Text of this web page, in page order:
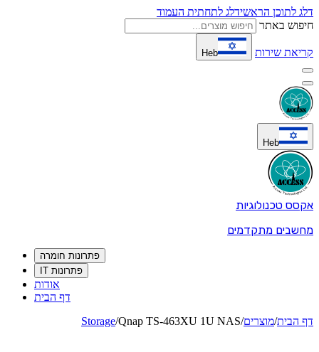
דלג לתוכן הראשידלג לתחתית העמוד
חיפוש באתר
קריאת שירות Heb
Heb
אקסס טכנולוגיות
מחשבים מתקדמים
פתרונות חומרה
פתרונות IT
אודות
דף הבית
דף הבית/מוצרים/
Storage/Qnap TS-463XU 1U NAS